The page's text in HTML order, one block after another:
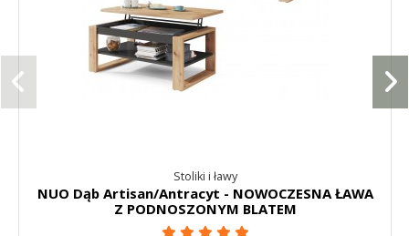
Stoliki i ławy
NUO Dąb Artisan/Antracyt - NOWOCZESNA ŁAWA
Z PODNOSZONYM BLATEM